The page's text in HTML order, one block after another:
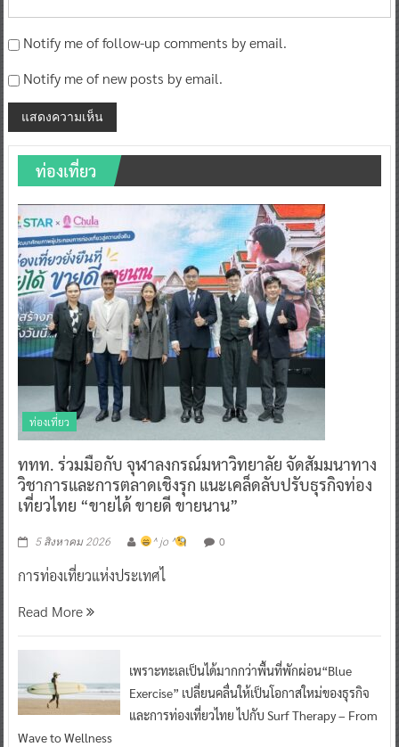
Notify me of follow-up comments by email.
Notify me of new posts by email.
ท่องเที่ยว
ท่องเที่ยว
ททท. ร่วมมือกับ จุฬาลงกรณ์มหาวิทยาลัย จัดสัมมนาทาง
วิชาการและการตลาดเชิงรุก แนะเคล็ดลับปรับธุรกิจท่อง
เที่ยวไทย “ขายได้ ขายดี ขายนาน”
5 สิงหาคม 2026 ^ jo ^ 0
การท่องเที่ยวแห่งประเทศไ
Read More
เพราะทะเลเป็นได้มากกว่าพื้นที่พักผ่อน“Blue
Exercise” เปลี่ยนคลื่นให้เป็นโอกาสใหม่ของธุรกิจ
และการท่องเที่ยวไทย ไปกับ Surf Therapy – From
Wave to Wellness